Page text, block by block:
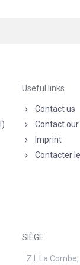
Useful links
Contact us
Contact
Imprint
Contacter
SIÈGE
Z.I. La